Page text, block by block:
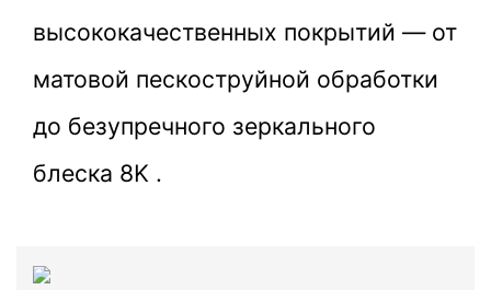
высококачественных покрытий — от
матовой пескоструйной обработки
до безупречного зеркального
блеска 8K .